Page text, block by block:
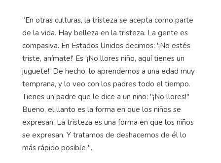
“En otras culturas, la tristeza se acepta como parte
de la vida. Hay belleza en la tristeza. La gente es
compasiva. En Estados Unidos decimos: '¡No estés
triste, anímate!' Es '¡No llores niño, aquí tienes un
juguete!' De hecho, lo aprendemos a una edad muy
temprana, y lo veo con los padres todo el tiempo.
Tienes un padre que le dice a un niño: "¡No llores!"
Bueno, el llanto es la forma en que los niños se
expresan. La tristeza es una forma en que los niños
se expresan. Y tratamos de deshacernos de él lo
más rápido posible ".